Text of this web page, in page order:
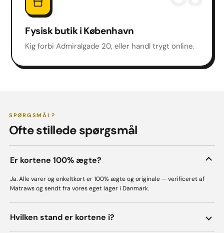
Fysisk butik i København
Kig forbi Admiralgade 20, eller handl trygt online.
SPØRGSMÅL?
Ofte stillede spørgsmål
Er kortene 100% ægte?
Ja. Alle varer og enkeltkort er 100% ægte og originale — verificeret af
Matraws og sendt fra vores eget lager i Danmark.
Hvilken stand er kortene i?